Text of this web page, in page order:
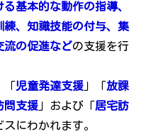
る基本的な動作の指導、
、知識技能の付与、集
流の促進などの支援を行
「児童発達支援 」「放課
問支援 」および「居宅訪
スにわかれます。